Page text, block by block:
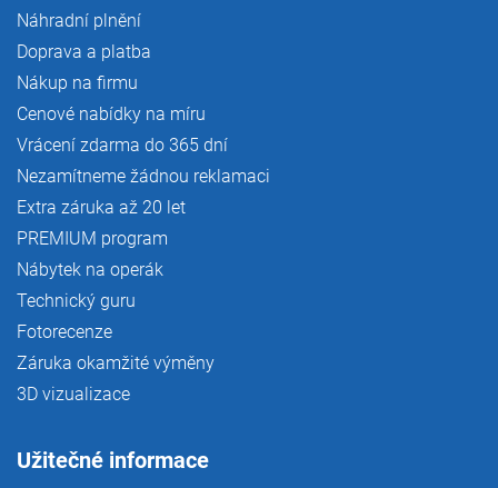
Náhradní plnění
Doprava a platba
Nákup na firmu
Cenové nabídky na míru
Vrácení zdarma do 365 dní
Nezamítneme žádnou reklamaci
Extra záruka až 20 let
PREMIUM program
Nábytek na operák
Technický guru
Fotorecenze
Záruka okamžité výměny
3D vizualizace
Užitečné informace